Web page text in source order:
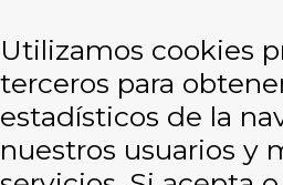
Utilizamos cookies
terceros para
estadísticos de la
nuestros usuarios y